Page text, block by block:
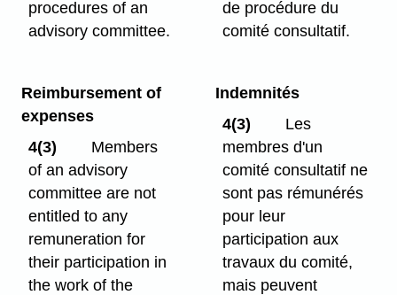
procedures of an
advisory committee.
de procédure du
comité consultatif.
Reimbursement of
expenses
4(3)
Members
of an advisory
committee are not
entitled to any
remuneration for
their participation in
the work of the
Indemnités
4(3)
Les
membres d'un
comité consultatif ne
sont pas rémunérés
pour leur
participation aux
travaux du comité,
mais peuvent